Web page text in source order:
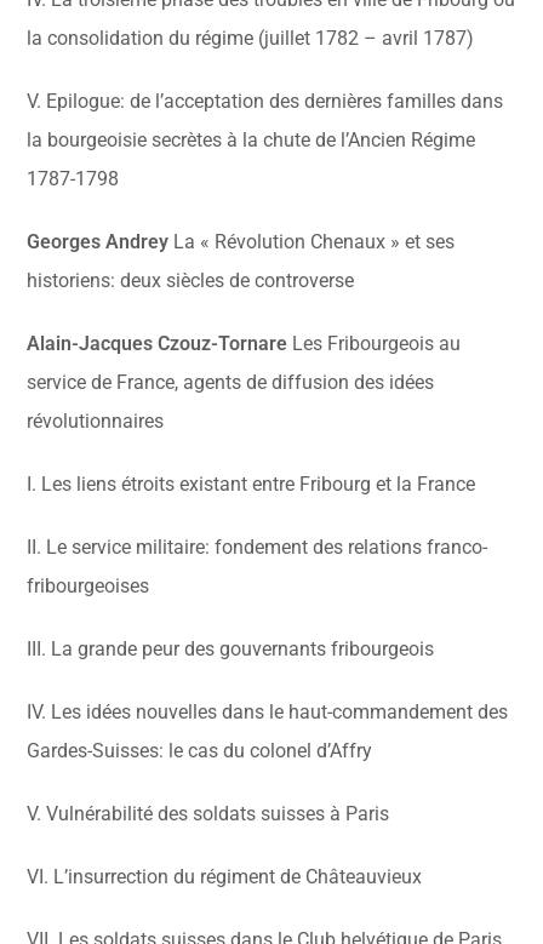
la consolidation du régime (juillet 1782 – avril 1787)
V. Epilogue: de l’acceptation des dernières familles dans
la bourgeoisie secrètes à la chute de l’Ancien Régime
1787-1798
Georges Andrey La « Révolution Chenaux » et ses
historiens: deux siècles de controverse
Alain-Jacques Czouz-Tornare Les Fribourgeois au
service de France, agents de diffusion des idées
révolutionnaires
I. Les liens étroits existant entre Fribourg et la France
II. Le service militaire: fondement des relations franco-
fribourgeoises
III. La grande peur des gouvernants fribourgeois
IV. Les idées nouvelles dans le haut-commandement des
Gardes-Suisses: le cas du colonel d’Affry
V. Vulnérabilité des soldats suisses à Paris
VI. L’insurrection du régiment de Châteauvieux